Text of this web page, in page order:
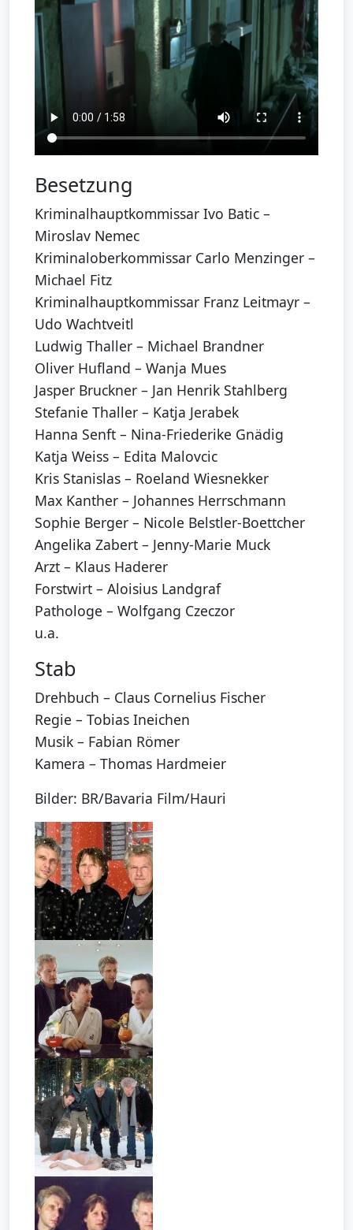
Besetzung
Kriminalhauptkommissar Ivo Batic –
Miroslav Nemec
Kriminaloberkommissar Carlo Menzinger –
Michael Fitz
Kriminalhauptkommissar Franz Leitmayr –
Udo Wachtveitl
Ludwig Thaller – Michael Brandner
Oliver Hufland – Wanja Mues
Jasper Bruckner – Jan Henrik Stahlberg
Stefanie Thaller – Katja Jerabek
Hanna Senft – Nina-Friederike Gnädig
Katja Weiss – Edita Malovcic
Kris Stanislas – Roeland Wiesnekker
Max Kanther – Johannes Herrschmann
Sophie Berger – Nicole Belstler-Boettcher
Angelika Zabert – Jenny-Marie Muck
Arzt – Klaus Haderer
Forstwirt – Aloisius Landgraf
Pathologe – Wolfgang Czeczor
u.a.
Stab
Drehbuch – Claus Cornelius Fischer
Regie – Tobias Ineichen
Musik – Fabian Römer
Kamera – Thomas Hardmeier
Bilder: BR/Bavaria Film/Hauri